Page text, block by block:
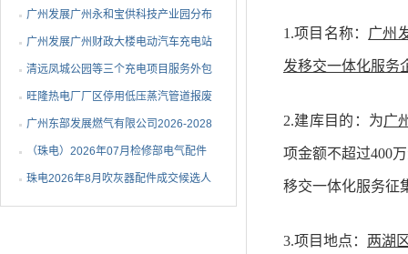
1.项目名称： 广州
发移交一体化服务
2.建库目的：为广
项金额不超过400
移交一体化服务征
3.项目地点： 两湖
结果公告
⼴州发展⼴州永和宝供科技产业园分布
式光伏项⽬可⾏性研究...
广州发展广州财政大楼电动汽车充电站
项目采购结果公告
清远凤城公园等三个充电项目服务外包
项目采购结果公告
旺隆热电厂厂区停用低压蒸汽管道报废
拆除及废旧物资处置项...
广州东部发展燃气有限公司2026-2028
年非开挖燃气管道精确...
（珠电）2026年07月检修部电气配件
1批成交候选人公示
珠电2026年8月吹灰器配件成交候选人
公示